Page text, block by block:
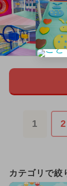
1 2
カテゴリで絞